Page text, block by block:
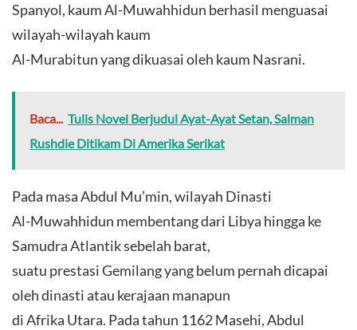
Spanyol, kaum Al-Muwahhidun berhasil menguasai
wilayah-wilayah kaum
Al-Murabitun yang dikuasai oleh kaum Nasrani.
Baca... Tulis Novel Berjudul Ayat-Ayat Setan, Salman
Rushdie Ditikam Di Amerika Serikat
Pada masa Abdul Mu’min, wilayah Dinasti
Al-Muwahhidun membentang dari Libya hingga ke
Samudra Atlantik sebelah barat,
suatu prestasi Gemilang yang belum pernah dicapai
oleh dinasti atau kerajaan manapun
di Afrika Utara. Pada tahun 1162 Masehi, Abdul